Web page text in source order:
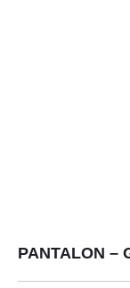
PANTALON –